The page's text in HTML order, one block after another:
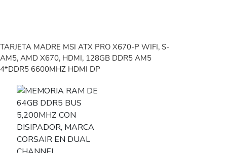
TARJETA MADRE MSI ATX PRO X670-P WIFI, S-
AM5, AMD X670, HDMI, 128GB DDR5 AM5
4*DDR5 6600MHZ HDMI DP